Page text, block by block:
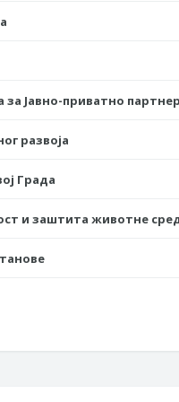
за Јавно-приватно
развоја
Града
и заштита животне